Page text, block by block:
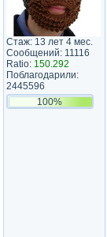
Стаж: 13 лет 4 мес.
Сообщений: 11116
Ratio: 150.292
Поблагодарили:
2445596
100%